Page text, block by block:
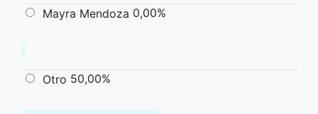
Mayra Mendoza 0,00%
Otro 50,00%